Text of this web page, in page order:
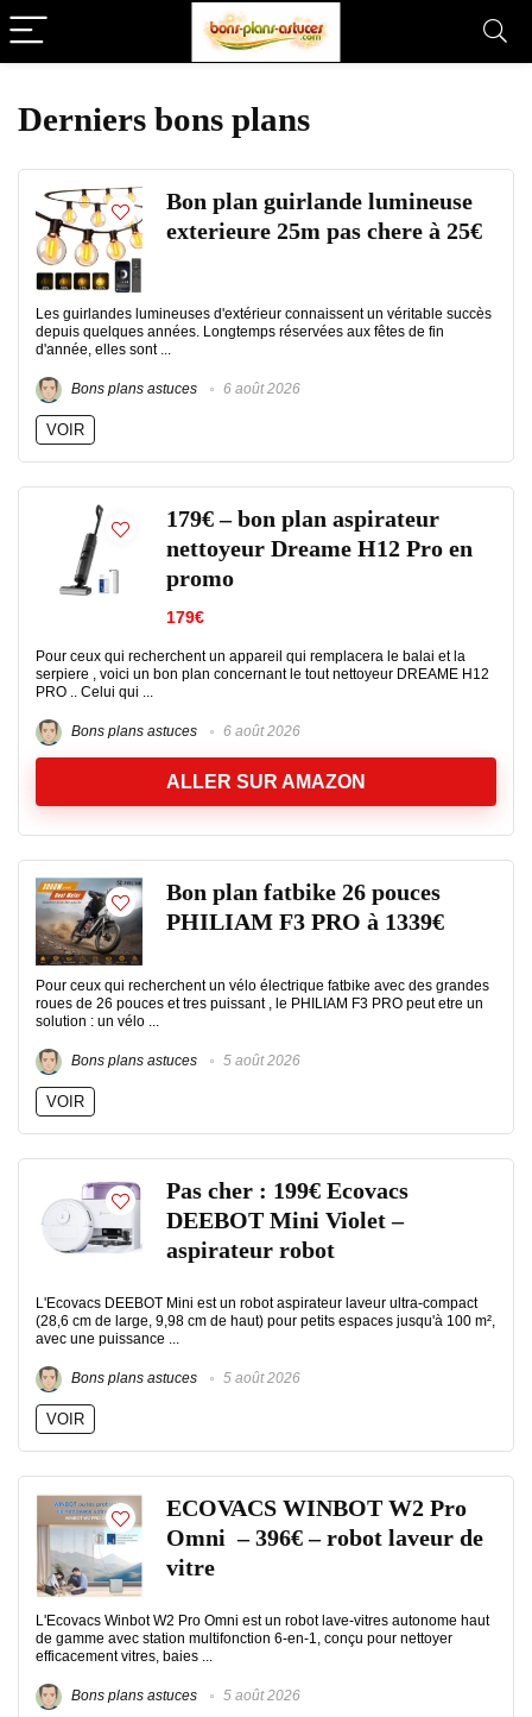
Derniers bons plans
Bon plan guirlande lumineuse
exterieure 25m pas chere à 25€
Les guirlandes lumineuses d'extérieur connaissent un véritable succès
depuis quelques années. Longtemps réservées aux fêtes de fin
d'année, elles sont ...
Bons plans astuces 6 août 2026
VOIR
179€ – bon plan aspirateur
nettoyeur Dreame H12 Pro en
promo
179€
Pour ceux qui recherchent un appareil qui remplacera le balai et la
serpiere , voici un bon plan concernant le tout nettoyeur DREAME H12
PRO .. Celui qui ...
Bons plans astuces 6 août 2026
ALLER SUR AMAZON
Bon plan fatbike 26 pouces
PHILIAM F3 PRO à 1339€
Pour ceux qui recherchent un vélo électrique fatbike avec des grandes
roues de 26 pouces et tres puissant , le PHILIAM F3 PRO peut etre un
solution : un vélo ...
Bons plans astuces 5 août 2026
VOIR
Pas cher : 199€ Ecovacs
DEEBOT Mini Violet –
aspirateur robot
L'Ecovacs DEEBOT Mini est un robot aspirateur laveur ultra-compact
(28,6 cm de large, 9,98 cm de haut) pour petits espaces jusqu'à 100 m²,
avec une puissance ...
Bons plans astuces 5 août 2026
VOIR
ECOVACS WINBOT W2 Pro
Omni – 396€ – robot laveur de
vitre
L'Ecovacs Winbot W2 Pro Omni est un robot lave-vitres autonome haut
de gamme avec station multifonction 6-en-1, conçu pour nettoyer
efficacement vitres, baies ...
Bons plans astuces 5 août 2026